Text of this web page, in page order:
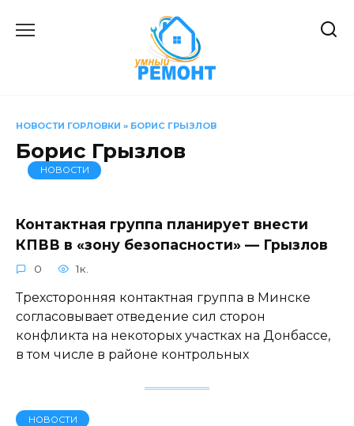
НОВОСТИ ГОРЛОВКИ » БОРИС ГРЫЗЛОВ
Борис Грызлов
НОВОСТИ
Контактная группа планирует внести
КПВВ в «зону безопасности» — Грызлов
0 1к.
Трехсторонняя контактная группа в Минске
согласовывает отведение сил сторон
конфликта на некоторых участках на Донбассе,
в том числе в районе контрольных
НОВОСТИ